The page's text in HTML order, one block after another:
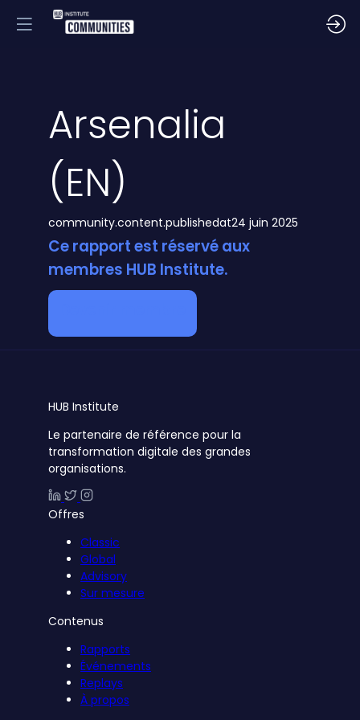
Arsenalia
(EN)
community.content.publishedat24 juin 2025
Ce rapport est réservé aux
membres HUB Institute.
HUB Institute
Le partenaire de référence pour la
transformation digitale des grandes
organisations.
Offres
Classic
Global
Advisory
Sur mesure
Contenus
Rapports
Événements
Replays
À propos